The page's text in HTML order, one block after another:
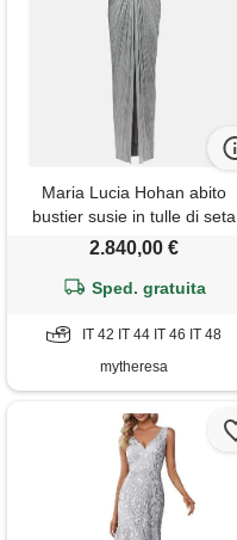
Maria Lucia Hohan abito
bustier susie in tulle di seta
2.840,00 €
Sped. gratuita
IT 42 IT 44 IT 46 IT 48
mytheresa